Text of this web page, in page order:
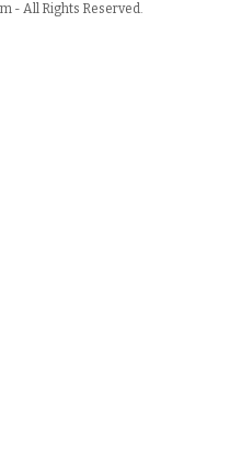
- All Rights Reserved.